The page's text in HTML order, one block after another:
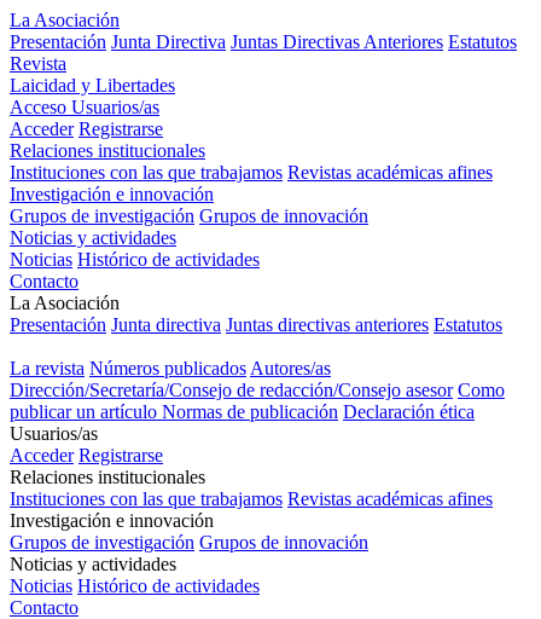
La Asociación
Presentación Junta Directiva Juntas Directivas Anteriores Estatutos
Revista
Laicidad y Libertades
Acceso Usuarios/as
Acceder Registrarse
Relaciones institucionales
Instituciones con las que trabajamos Revistas académicas afines
Investigación e innovación
Grupos de investigación Grupos de innovación
Noticias y actividades
Noticias Histórico de actividades
Contacto
La Asociación
Presentación Junta directiva Juntas directivas anteriores Estatutos
La revista Números publicados Autores/as
Dirección/Secretaría/Consejo de redacción/Consejo asesor Como
publicar un artículo Normas de publicación Declaración ética
Usuarios/as
Acceder Registrarse
Relaciones institucionales
Instituciones con las que trabajamos Revistas académicas afines
Investigación e innovación
Grupos de investigación Grupos de innovación
Noticias y actividades
Noticias Histórico de actividades
Contacto